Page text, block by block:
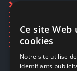
Restauration CD
Réparations & SAV
Smartpoints
Ce site Web
cookies
Notre site utilise
identifiants